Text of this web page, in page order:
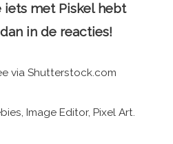
iets met Piskel hebt
in de reacties!
via Shutterstock.com
Image Editor, Pixel Art.